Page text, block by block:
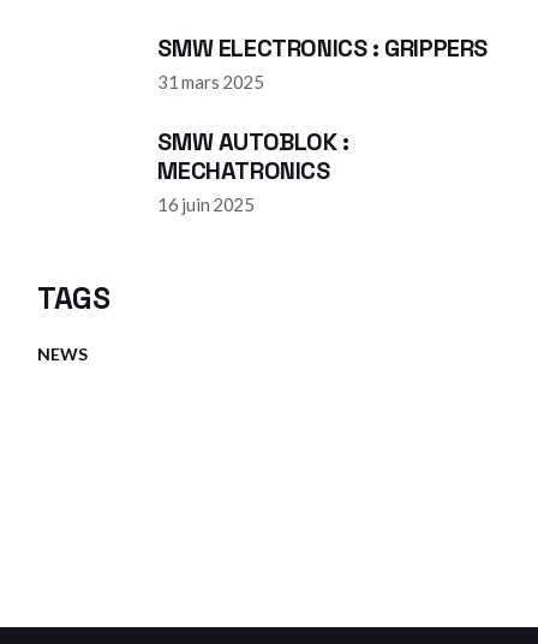
SMW ELECTRONICS : GRIPPERS
31 mars 2025
SMW AUTOBLOK :
MECHATRONICS
16 juin 2025
TAGS
NEWS